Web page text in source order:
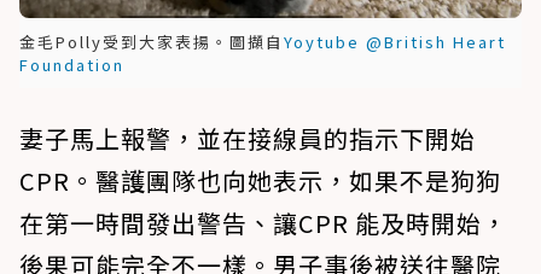
金毛Polly受到大家表揚。圖擷自 Yoytube @British Heart
Foundation
妻子馬上報警，並在接線員的指示下開始
CPR。醫護團隊也向她表示，如果不是狗狗
在第一時間發出警告、讓CPR 能及時開始，
後果可能完全不一樣。男子事後被送往醫院